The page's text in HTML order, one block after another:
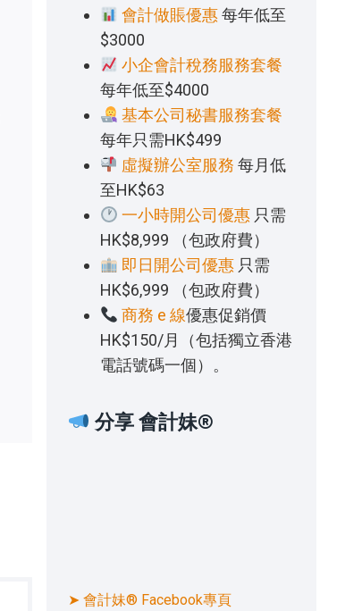
會計做賬優惠每年低至
$3000
小企會計稅務服務套餐
每年低至$4000
基本公司秘書服務套餐
每年只需HK$499
虛擬辦公室服務 每月低
至HK$63
一小時開公司優惠 只需
HK$8,999 （包政府費）
即日開公司優惠 只需
HK$6,999 （包政府費）
商務 e 線優惠促銷價
HK$150/月（包括獨立香港
電話號碼一個）。
分享 會計妹®
➤ 會計妹® Facebook專頁